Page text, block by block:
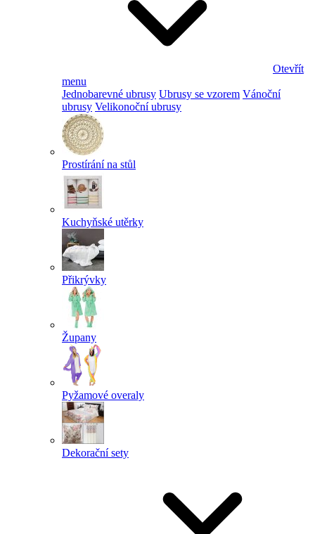
Otevřít
menu
Jednobarevné ubrusy Ubrusy se vzorem Vánoční
ubrusy Velikonoční ubrusy
Prostírání na stůl
Kuchyňské utěrky
Přikrývky
Župany
Pyžamové overaly
Dekorační sety